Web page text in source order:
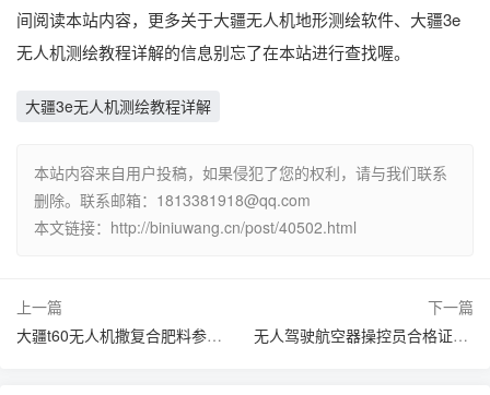
间阅读本站内容，更多关于大疆无人机地形测绘软件、大疆3e
无人机测绘教程详解的信息别忘了在本站进行查找喔。
大疆3e无人机测绘教程详解
本站内容来自用户投稿，如果侵犯了您的权利，请与我们联系
删除。联系邮箱：1813381918@qq.com
本文链接：http://biniuwang.cn/post/40502.html
上一篇
大疆t60无人机撒复合肥料参数（大疆无人机播撒颗粒化肥）
下一篇
无人驾驶航空器操控员合格证答案（无人驾驶航空器证书）